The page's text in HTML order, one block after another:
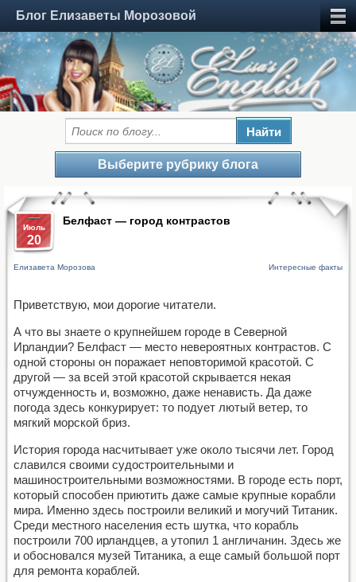
Блог Елизаветы Морозовой
Выберите рубрику блога
Июль
20
Белфаст — город контрастов
Елизавета Морозова Интересные факты
Приветствую, мои дорогие читатели.
А что вы знаете о крупнейшем городе в Северной
Ирландии? Белфаст — место невероятных контрастов. С
одной стороны он поражает неповторимой красотой. С
другой — за всей этой красотой скрывается некая
отчужденность и, возможно, даже ненависть. Да даже
погода здесь конкурирует: то подует лютый ветер, то
мягкий морской бриз.
История города насчитывает уже около тысячи лет. Город
славился своими судостроительными и
машиностроительными возможностями. В городе есть порт,
который способен приютить даже самые крупные корабли
мира. Именно здесь построили великий и могучий Титаник.
Среди местного населения есть шутка, что корабль
построили 700 ирландцев, а утопил 1 англичанин. Здесь же
и обосновался музей Титаника, а еще самый большой порт
для ремонта кораблей.